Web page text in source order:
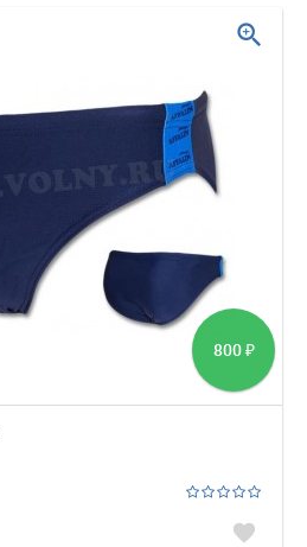
800 ₽
favorite
zoom_in